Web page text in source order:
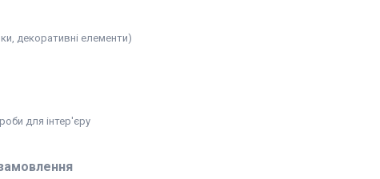
декоративні елементи)
для інтер'єру